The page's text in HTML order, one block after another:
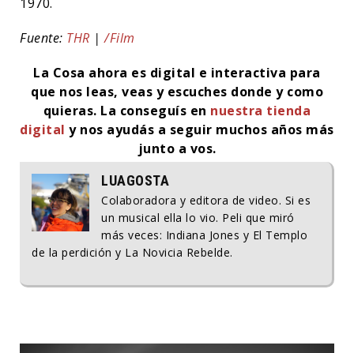
Fuente: THR |/Film
La Cosa ahora es digital e interactiva para
que nos leas, veas y escuches donde y como
quieras. La conseguís en nuestra tienda
digital y nos ayudás a seguir muchos años más
junto a vos.
LUAGOSTA
Colaboradora y editora de video. Si es
un musical ella lo vio. Peli que miró
más veces: Indiana Jones y El Templo
de la perdición y La Novicia Rebelde.